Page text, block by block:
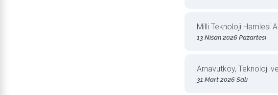
Milli Teknoloji Hamlesi
13 Nisan 2026 Pazartesi
Arnavutköy, Teknoloji
31 Mart 2026 Salı